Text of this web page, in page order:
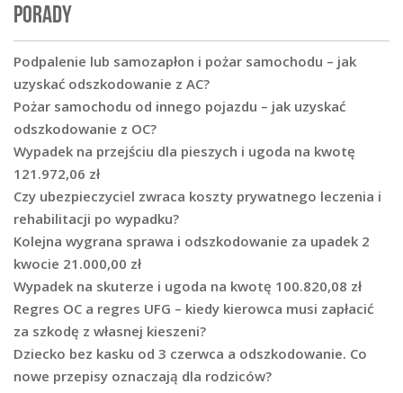
PORADY
Podpalenie lub samozapłon i pożar samochodu – jak
uzyskać odszkodowanie z AC?
Pożar samochodu od innego pojazdu – jak uzyskać
odszkodowanie z OC?
Wypadek na przejściu dla pieszych i ugoda na kwotę
121.972,06 zł
Czy ubezpieczyciel zwraca koszty prywatnego leczenia i
rehabilitacji po wypadku?
Kolejna wygrana sprawa i odszkodowanie za upadek 2
kwocie 21.000,00 zł
Wypadek na skuterze i ugoda na kwotę 100.820,08 zł
Regres OC a regres UFG – kiedy kierowca musi zapłacić
za szkodę z własnej kieszeni?
Dziecko bez kasku od 3 czerwca a odszkodowanie. Co
nowe przepisy oznaczają dla rodziców?